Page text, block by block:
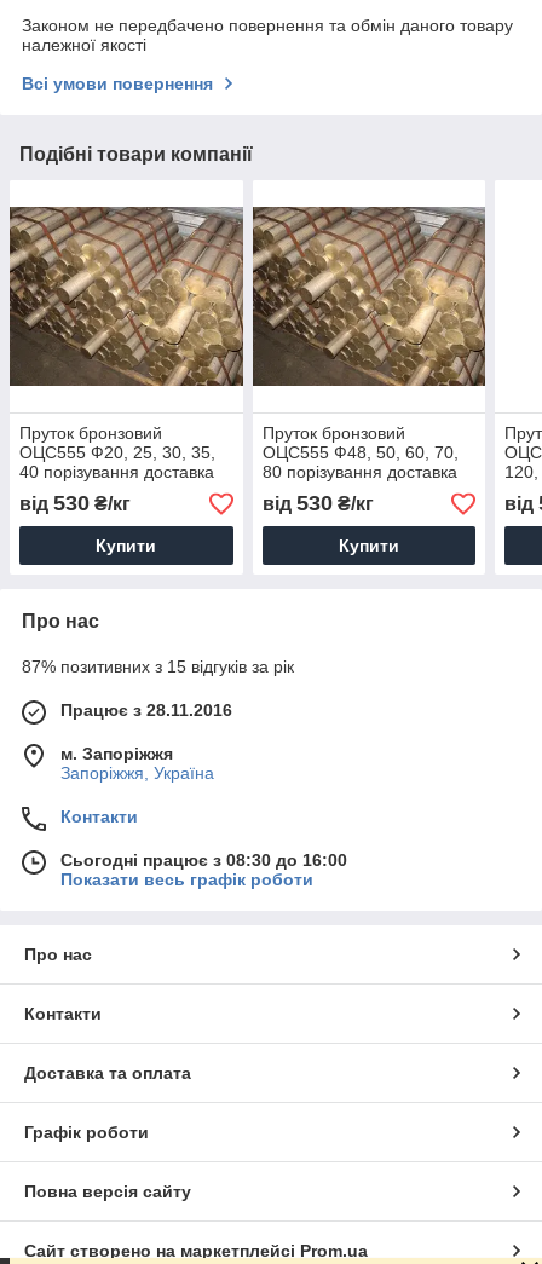
Законом не передбачено повернення та обмін даного товару
належної якості
Всі умови повернення
Подібні товари компанії
Пруток бронзовий
ОЦС555 Ф20, 25, 30, 35,
40 порізування доставка
купити ціна
від 530 ₴/кг
Купити
Пруток бронзовий
ОЦС555 Ф48, 50, 60, 70,
80 порізування доставка
купити ціна
від 530₴/кг
Купити
120,
від
Про нас
87% позитивних з 15 відгуків за рік
Працює з 28.11.2016
м. Запоріжжя
Запоріжжя, Україна
Контакти
Сьогодні працює з 08:30 до 16:00
Показати весь графік роботи
Про нас
Контакти
Доставка та оплата
Графік роботи
Повна версія сайту
Сайт створено на маркетплейсі Prom.ua